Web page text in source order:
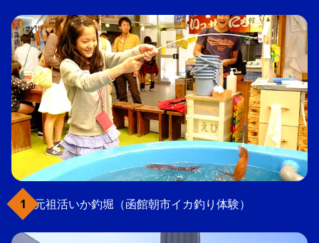
元祖活いか釣堀（函館朝市イカ釣り体験）